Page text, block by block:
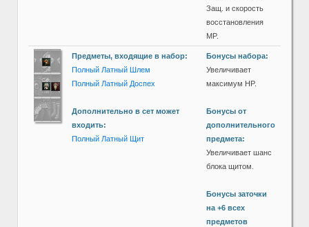
Защ. и скорость
восстановления
MP.
Предметы, входящие в набор:
Полный Латный Шлем
Полный Латный Доспех
Дополнительно в сет может
входить:
Полный Латный Щит
Бонусы набора:
Увеличивает
максимум HP.
Бонусы от
дополнительного
предмета:
Увеличивает шанс
блока щитом.
Бонусы заточки
на +6 всех
предметов